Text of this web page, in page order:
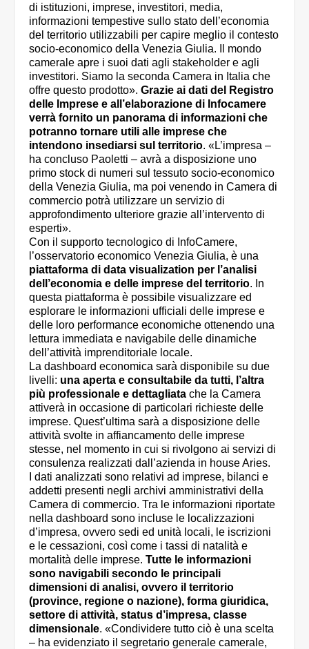
di istituzioni, imprese, investitori, media,
informazioni tempestive sullo stato dell’economia
del territorio utilizzabili per capire meglio il contesto
socio-economico della Venezia Giulia. Il mondo
camerale apre i suoi dati agli stakeholder e agli
investitori. Siamo la seconda Camera in Italia che
offre questo prodotto».Grazie ai dati del Registro
delle Imprese e all’elaborazione di Infocamere
verrà fornito un panorama di informazioni che
potranno tornare utili alle imprese che
intendono insediarsi sul territorio. «L’impresa –
ha concluso Paoletti – avrà a disposizione uno
primo stock di numeri sul tessuto socio-economico
della Venezia Giulia, ma poi venendo in Camera di
commercio potrà utilizzare un servizio di
approfondimento ulteriore grazie all’intervento di
esperti».
Con il supporto tecnologico di InfoCamere,
l’osservatorio economico Venezia Giulia, è una
piattaforma di data visualization per l’analisi
dell’economia e delle imprese del territorio. In
questa piattaforma è possibile visualizzare ed
esplorare le informazioni ufficiali delle imprese e
delle loro performance economiche ottenendo una
lettura immediata e navigabile delle dinamiche
dell’attività imprenditoriale locale.
La dashboard economica sarà disponibile su due
livelli: una aperta e consultabile da tutti, l’altra
più professionale e dettagliata che la Camera
attiverà in occasione di particolari richieste delle
imprese. Quest’ultima sarà a disposizione delle
attività svolte in affiancamento delle imprese
stesse, nel momento in cui si rivolgono ai servizi di
consulenza realizzati dall’azienda in house Aries.
I dati analizzati sono relativi ad imprese, bilanci e
addetti presenti negli archivi amministrativi della
Camera di commercio. Tra le informazioni riportate
nella dashboard sono incluse le localizzazioni
d’impresa, ovvero sedi ed unità locali, le iscrizioni
e le cessazioni, così come i tassi di natalità e
mortalità delle imprese. Tutte le informazioni
sono navigabili secondo le principali
dimensioni di analisi, ovvero il territorio
(province, regione o nazione), forma giuridica,
settore di attività, status d’impresa, classe
dimensionale. «Condividere tutto ciò è una scelta
– ha evidenziato il segretario generale camerale,